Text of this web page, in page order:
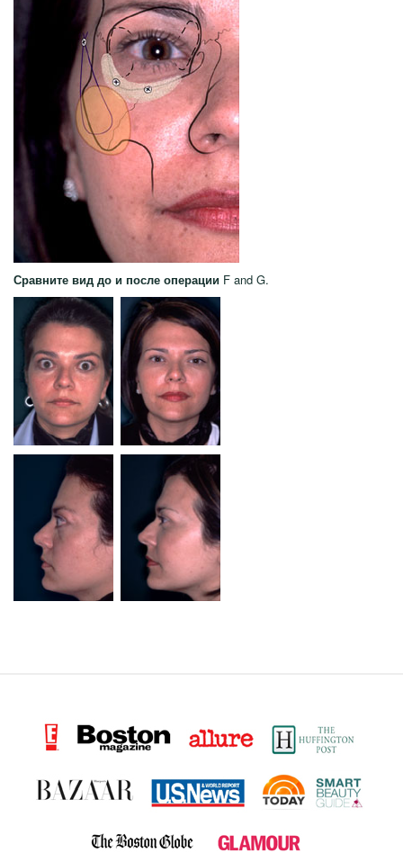
Сравните вид до и после операции F and G.